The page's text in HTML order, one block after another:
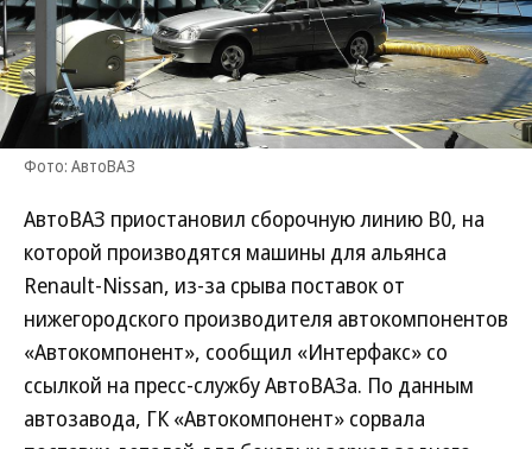
Фото: АвтоВАЗ
АвтоВАЗ приостановил сборочную линию B0, на
которой производятся машины для альянса
Renault-Nissan, из-за срыва поставок от
нижегородского производителя автокомпонентов
«Автокомпонент», сообщил «Интерфакс» со
ссылкой на пресс-службу АвтоВАЗа. По данным
автозавода, ГК «Автокомпонент» сорвала